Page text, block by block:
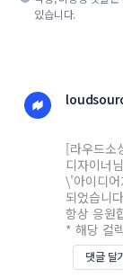
있습니다.
[라우드소
디자이너
\'아이디
되었습니
항상 응원
* 해당 컬
댓글 달